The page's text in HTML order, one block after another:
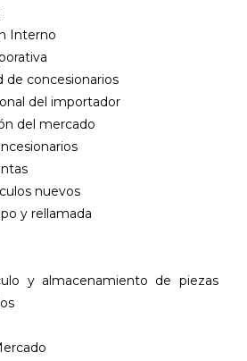
Interno
de concesionarios
del importador
del mercado
nuevos
y rellamada
y almacenamiento de piezas